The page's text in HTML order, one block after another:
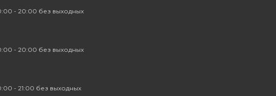
- 20:00 без выходных
- 20:00 без выходных
- 21:00 без выходных